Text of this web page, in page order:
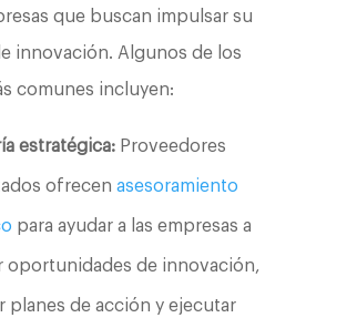
que buscan impulsar su
innovación. Algunos de los
comunes incluyen:
estratégica:Proveedores
ofrecen asesoramiento
para ayudar a las empresas a
oportunidades de innovación,
planes de acción y ejecutar